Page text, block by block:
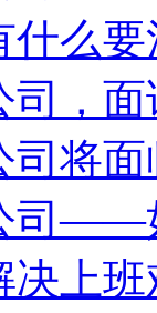
什么
司，
司将
司——
决上